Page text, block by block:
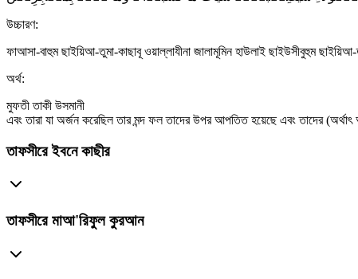
উচ্চারণ:
ফাআসা-বাহুম ছাইয়িআ-তুমা-কাছাবূ ওয়াল্লাযীনা জালামূমিন হাউলাই ছাইউসীবুহুম ছাইয়িআ-
অর্থ:
মুফতী তাকী উসমানী
এবং তারা যা অর্জন করেছিল তার মন্দ ফল তাদের উপর আপতিত হয়েছে এবং তাদের
তাফসীরে ইবনে কাছীর
তাফসীরে মাআ'রিফুল কুরআন